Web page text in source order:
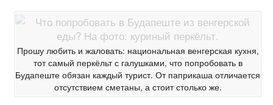
Прошу любить и жаловать: национальная венгерская кухня,
тот самый перкёльт с галушками, что попробовать в
Будапеште обязан каждый турист. От паприкаша отличается
отсутствием сметаны, а стоит столько же.